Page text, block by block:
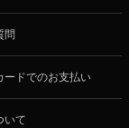
問
ードでのお支払い
いて